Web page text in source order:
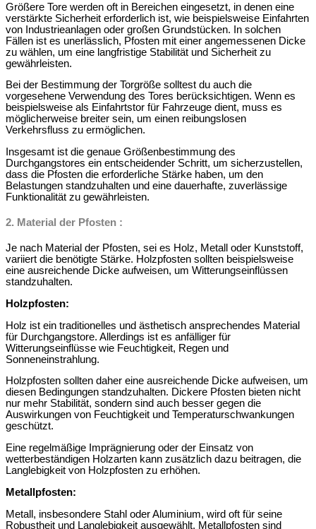
Größere Tore werden oft in Bereichen eingesetzt, in denen eine
verstärkte Sicherheit erforderlich ist, wie beispielsweise Einfahrten
von Industrieanlagen oder großen Grundstücken. In solchen
Fällen ist es unerlässlich, Pfosten mit einer angemessenen Dicke
zu wählen, um eine langfristige Stabilität und Sicherheit zu
gewährleisten.
Bei der Bestimmung der Torgröße solltest du auch die
vorgesehene Verwendung des Tores berücksichtigen. Wenn es
beispielsweise als Einfahrtstor für Fahrzeuge dient, muss es
möglicherweise breiter sein, um einen reibungslosen
Verkehrsfluss zu ermöglichen.
Insgesamt ist die genaue Größenbestimmung des
Durchgangstores ein entscheidender Schritt, um sicherzustellen,
dass die Pfosten die erforderliche Stärke haben, um den
Belastungen standzuhalten und eine dauerhafte, zuverlässige
Funktionalität zu gewährleisten.
2. Material der Pfosten :
Je nach Material der Pfosten, sei es Holz, Metall oder Kunststoff,
variiert die benötigte Stärke. Holzpfosten sollten beispielsweise
eine ausreichende Dicke aufweisen, um Witterungseinflüssen
standzuhalten.
Holzpfosten:
Holz ist ein traditionelles und ästhetisch ansprechendes Material
für Durchgangstore. Allerdings ist es anfälliger für
Witterungseinflüsse wie Feuchtigkeit, Regen und
Sonneneinstrahlung.
Holzpfosten sollten daher eine ausreichende Dicke aufweisen, um
diesen Bedingungen standzuhalten. Dickere Pfosten bieten nicht
nur mehr Stabilität, sondern sind auch besser gegen die
Auswirkungen von Feuchtigkeit und Temperaturschwankungen
geschützt.
Eine regelmäßige Imprägnierung oder der Einsatz von
wetterbeständigen Holzarten kann zusätzlich dazu beitragen, die
Langlebigkeit von Holzpfosten zu erhöhen.
Metallpfosten:
Metall, insbesondere Stahl oder Aluminium, wird oft für seine
Robustheit und Langlebigkeit ausgewählt. Metallpfosten sind